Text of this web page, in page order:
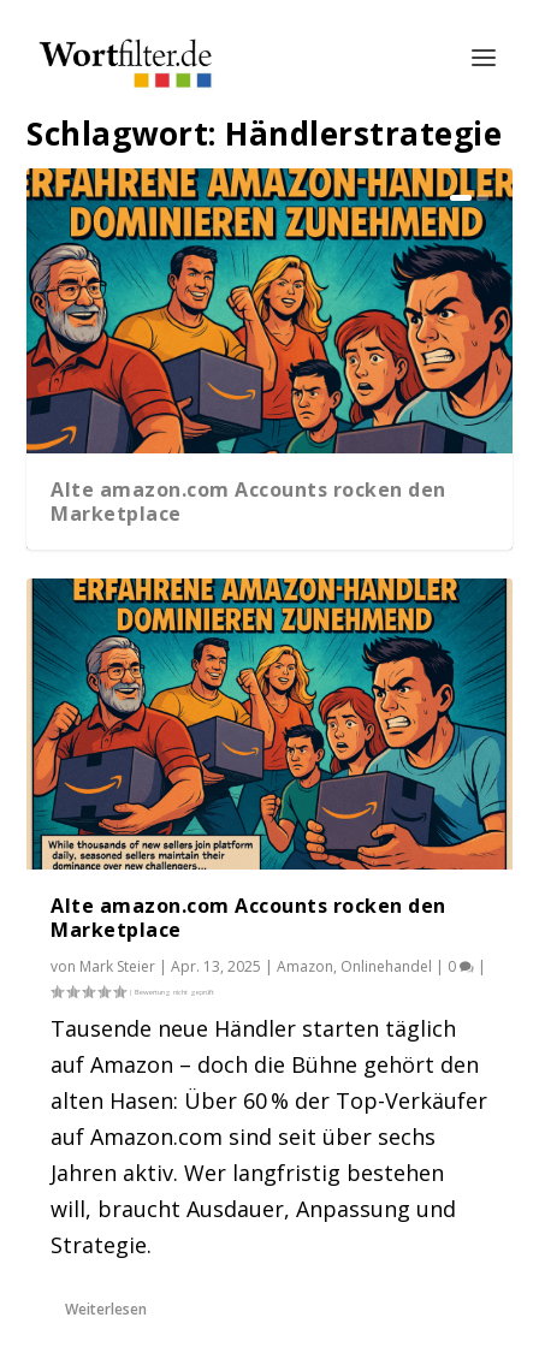
Schlagwort: Händlerstrategie
Alte amazon.com Accounts rocken den
Marketplace
Kleinanzeigen ändert Gebührenmodell für
gewerblich...
Alte amazon.com Accounts rocken den
Marketplace
von Mark Steier |Apr. 13, 2025 |Amazon, Onlinehandel | 0 |
Tausende neue Händler starten täglich
auf Amazon – doch die Bühne gehört den
alten Hasen: Über 60 % der Top-Verkäufer
auf Amazon.com sind seit über sechs
Jahren aktiv. Wer langfristig bestehen
will, braucht Ausdauer, Anpassung und
Strategie.
Weiterlesen